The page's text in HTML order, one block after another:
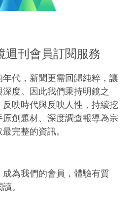
週刊會員訂閱服務
代，新聞更需回歸純粹，讓
度。因此我們秉持明鏡之
映時代與反映人性，持續挖
創題材、深度調查報導為宗
完整的資訊。
為我們的會員，體驗有質
。